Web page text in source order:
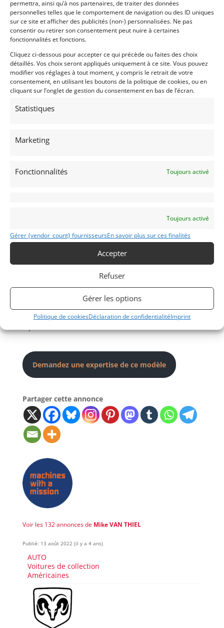
permettra, ainsi qu’à nos partenaires, de traiter des données
personnelles telles que le comportement de navigation ou des ID uniques
sur ce site et afficher des publicités (non-) personnalisées. Ne pas
consentir ou retirer son consentement peut nuire à certaines
fonctionnalités et fonctions.
Cliquez ci-dessous pour accepter ce qui précède ou faites des choix
détaillés. Vos choix seront appliqués uniquement à ce site. Vous pouvez
modifier vos réglages à tout moment, y compris le retrait de votre
consentement, en utilisant les boutons de la politique de cookies, ou en
cliquant sur l’onglet de gestion du consentement en bas de l’écran.
Statistiques
Marketing
Fonctionnalités Toujours activé
Toujours activé
Gérer {vendor_count} fournisseursEn savoir plus sur ces finalités
Accepter
Refuser
Gérer les options
Politique de cookiesDéclaration de confidentialitéImprint
• This remarkably well-preserved Viper is one of the
first 285 examples produced and was originally
delivered to Canada before being exported to
EQUIPMENT AND FEATURES
• This RT/10 is finished in Viper Red over a grey
leather-trimmed interior.
• It rides on its original 17-inch three-spoke alloy
auxiliary gauges and the original radio-cassette
pack, a book on the Dodge Viper, Belgian registration
• There is no bodywork damage.
good, with a small blemish on the right-hand side
paint, which is common on early Vipers.
overall condition, with a few minor imperfections on
the dashboard, which is exceptionally soft on early
Demandez une expertise de ce modèle
Partager cette annonce
Voir les 132 annonces de Mike VAN THIEL
Publié: 13 août 2022 (il y a 4 ans)
AUTO
Voitures de collection
Américaines